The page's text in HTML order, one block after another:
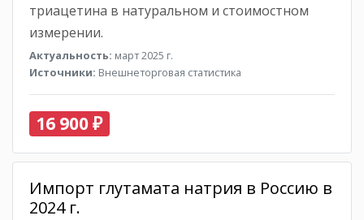
триацетина в натуральном и стоимостном
измерении.
Актуальность: март 2025 г.
Источники: Внешнеторговая статистика
16 900 ₽
Импорт глутамата натрия в Россию в
2024 г.